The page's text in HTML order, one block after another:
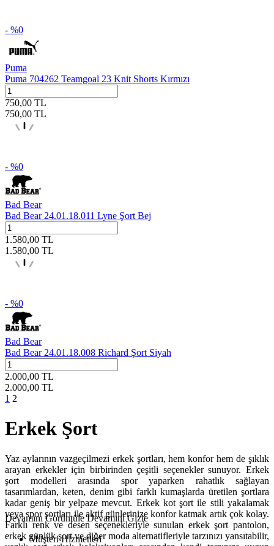
- %0
Puma
Puma 704262 Teamgoal 23 Knit Shorts Kırmızı
750,00 TL
750,00 TL
- %0
Bad Bear
Bad Bear 24.01.18.011 Lyne Şort Bej
1.580,00 TL
1.580,00 TL
- %0
Bad Bear
Bad Bear 24.01.18.008 Richard Şort Siyah
2.000,00 TL
2.000,00 TL
1 2
Erkek Şort
Yaz aylarının vazgeçilmezi erkek şortları, hem konfor hem de şıklık
arayan erkekler için birbirinden çeşitli seçenekler sunuyor. Erkek
şort modelleri arasında spor yaparken rahatlık sağlayan
tasarımlardan, keten, denim gibi farklı kumaşlarda üretilen şortlara
kadar geniş bir yelpaze mevcut. Erkek kot şort ile stili yakalamak
veya spor şortları ile aktif günlerinize konfor katmak artık çok kolay.
Farklı renk ve desen seçenekleriyle sunulan erkek şort pantolon,
erkek günlük şort ve diğer moda alternatifleriyle tarzınızı yansıtabilir,
Devamını Görüntüle Devamını Gizle
Müşteri Hizmetleri